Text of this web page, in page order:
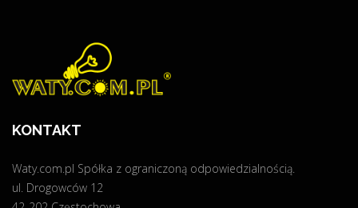
KONTAKT
Waty.com.pl Spółka z ograniczoną odpowiedzialnością.
ul. Drogowców 12